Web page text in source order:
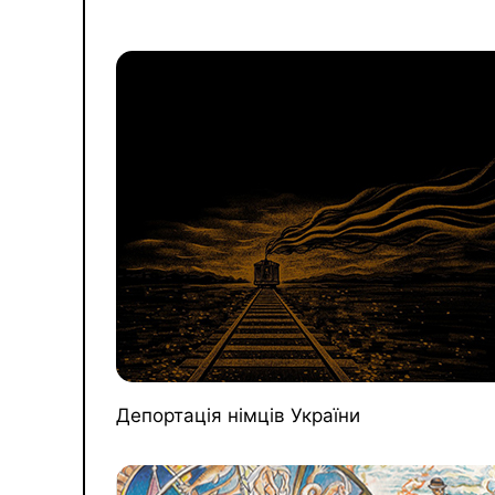
Депортація німців України